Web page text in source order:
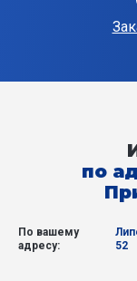
по
По вашему
адресу:
52